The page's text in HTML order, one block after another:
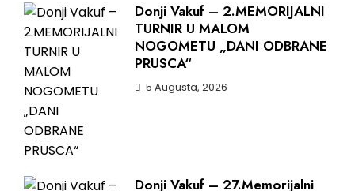
Donji Vakuf – 2.MEMORIJALNI
TURNIR U MALOM
NOGOMETU „DANI ODBRANE
PRUSCA“
5 Augusta, 2026
Donji Vakuf – 27.Memorijalni